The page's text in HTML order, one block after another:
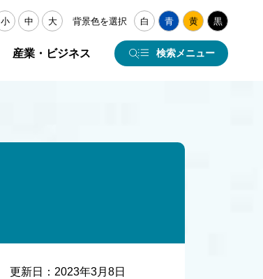
小 中 大 背景色を選択 白 青 黄 黒
産業・ビジネス 検索メニュー
更新日： 2023年3月8日